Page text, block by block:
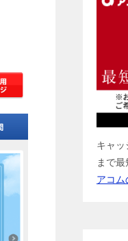
キャ
まで最
アコム